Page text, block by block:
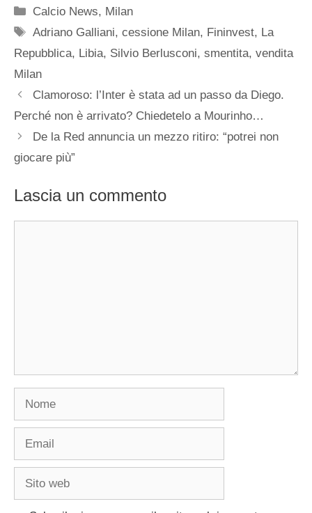
Categorie
Calcio News, Milan
Tag
Adriano Galliani,cessione Milan, Fininvest, La
Repubblica, Libia, Silvio Berlusconi, smentita, vendita
Milan
Clamoroso: l’Inter è stata ad un passo da Diego.
Perché non è arrivato? Chiedetelo a Mourinho…
De la Red annuncia un mezzo ritiro: “potrei non
giocare più”
Lascia un commento
Nome
Email
Sito